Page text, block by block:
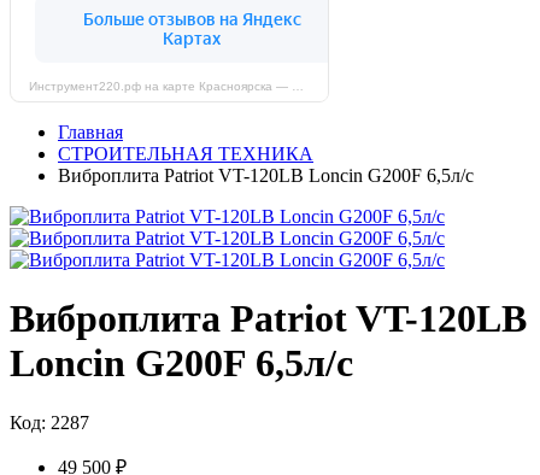
Главная
СТРОИТЕЛЬНАЯ ТЕХНИКА
Виброплита Patriot VT-120LB Loncin G200F 6,5л/с
Виброплита Patriot VT-120LB
Loncin G200F 6,5л/с
Код: 2287
49 500 ₽